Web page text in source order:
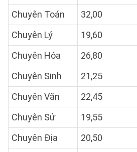
Chuyên Toán
32,00
Chuyên Lý
19,60
Chuyên Hóa
26,80
Chuyên Sinh
21,25
Chuyên Văn
22,45
Chuyên Sử
19,55
Chuyên Địa
20,50